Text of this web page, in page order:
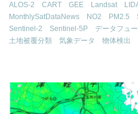
ALOS-2 CART GEE Landsat
MonthlySatDataNews
NO2 PM2.5
Sentinel-2
Sentinel-5P データフュ
土地被覆分類
気象データ 物体検出